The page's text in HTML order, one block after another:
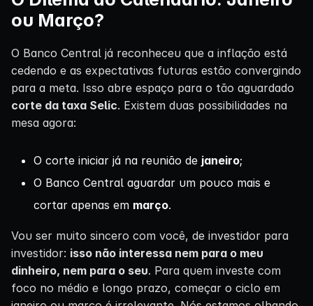
ou Março?
O Banco Central já reconheceu que a inflação está
cedendo e as expectativas futuras estão convergindo
para a meta. Isso abre espaço para o tão aguardado
corte da taxa Selic. Existem duas possibilidades na
mesa agora:
O corte iniciar já na reunião de janeiro;
O Banco Central aguardar um pouco mais e
cortar apenas em março.
Vou ser muito sincero com você, de investidor para
investidor: isso não interessa nem para o meu
dinheiro, nem para o seu. Para quem investe com
foco no médio e longo prazo, começar o ciclo em